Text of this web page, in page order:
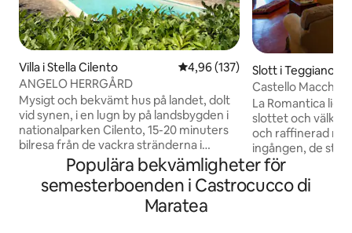
Villa i Stella Cilento 4,96 av 5 i genomsnittligt
4,96 (137)
ANGELO HERRGÅRD
Mysigt och bekvämt hus på landet, dolt
vid synen, i en lugn by på landsbygden i
nationalparken Cilento, 15-20 minuters
bilresa från de vackra stränderna i
Tyrrenska havet (blå flagg). En oas av
frid, utrymme och ljus, för njutbara
stunder i trädgården eller i
Slott i Teggiano
Castello
romantiska
La Romantica
slottet och
och raffinerad
ingången, de
de två fönstren
gröna i den
stenmurarna,
Populära bekvämligheter för
semesterboenden i Castrocucco di
Maratea